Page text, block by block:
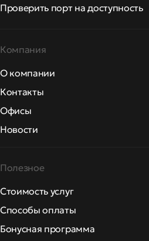
Проверить порт на доступность
Компания
О компании
Контакты
Офисы
Новости
Полезное
Стоимость услуг
Способы оплаты
Бонусная программа